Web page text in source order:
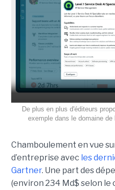
De plus en plus d'éditeurs
exemple dans le domaine
Chamboulement en vue
d’entreprise avec les
Gartner. Une part des
(environ 234 Md$ selon le